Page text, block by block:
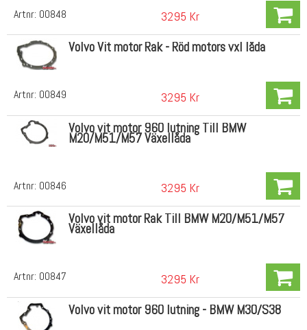
Artnr: 00848 3295 Kr
Artnr: 00849
Volvo Vit motor Rak - Röd motors vxl låda
3295 Kr
Artnr: 00846
Volvo vit motor 960 lutning Till BMW
M20/M51/M57 Växellåda
3295 Kr
Artnr: 00847
Volvo vit motor Rak Till BMW M20/M51/M57
Växellåda
3295 Kr
Volvo vit motor 960 lutning - BMW M30/S38